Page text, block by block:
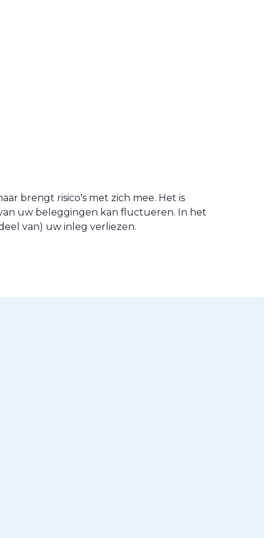
brengt risico's met zich mee. Het is
uw beleggingen kan fluctueren. In het
van) uw inleg verliezen.